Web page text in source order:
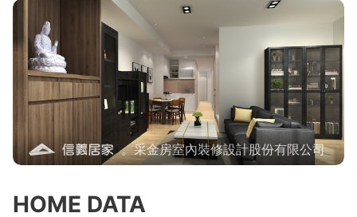
。采金房室內裝修設計股份有限公司
HOME DATA